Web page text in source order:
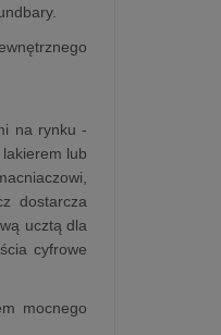
na rynku -
lub
dostarcza
ucztą dla
cyfrowe
mocnego